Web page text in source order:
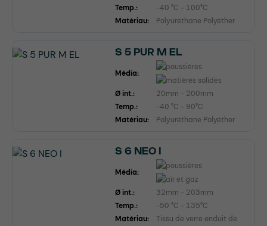
Temp.:
-40 °C - 100°C
Matériau:
Polyuréthane Polyéther
S 5 PUR M EL
Média:
Ø int.:
20mm - 200mm
Temp.:
-40 °C - 90°C
Matériau:
Polyuréthane Polyéther
S 6 NEO I
Média:
Ø int.:
32mm - 203mm
Temp.:
-50 °C - 135°C
Matériau:
Tissu de verre enduit de